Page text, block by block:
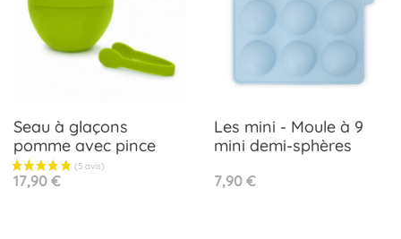
Seau à glaçons
pomme avec pince
Prix
17,90 €
Les mini - Moule à 9
mini demi-sphères
Prix
7,90 €